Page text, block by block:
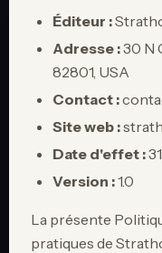
Éditeur :
Adresse :30 N
82801, USA
Contact :
Site web :
Date d'effet :
Version :1.0
La présente
pratiques de
auto_awesome Assistant